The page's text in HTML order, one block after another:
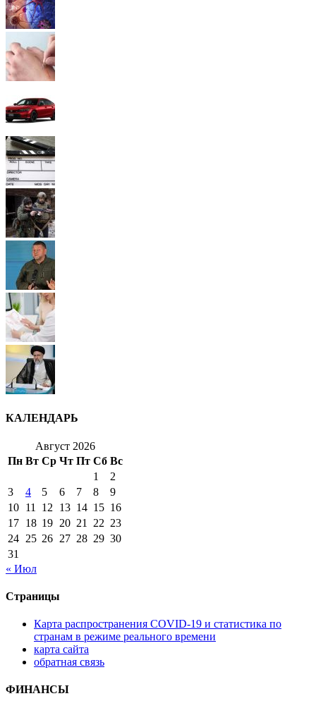
КАЛЕНДАРЬ
Август 2026
Пн Вт Ср Чт Пт Сб Вс
1
2
3
4 5 6 7 8
9
10 11 12 13 14 15 16
17 18 19 20 21 22 23
24 25 26 27 28 29 30
31
« Июл
Страницы
Карта распространения COVID-19 и статистика по
странам в режиме реального времени
карта сайта
обратная связь
ФИНАНСЫ